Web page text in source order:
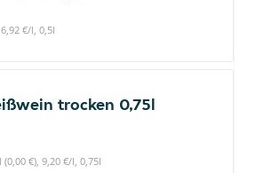
€/l, 0,5l
trocken 0,75l
€), 9,20 €/l, 0,75l